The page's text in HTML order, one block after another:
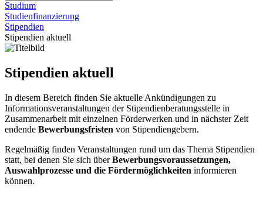
Studium
Studienfinanzierung
Stipendien
Stipendien aktuell
Stipendien aktuell
In diesem Bereich finden Sie aktuelle Ankündigungen zu
Informationsveranstaltungen der Stipendienberatungsstelle in
Zusammenarbeit mit einzelnen Förderwerken und in nächster Zeit
endende Bewerbungsfristen von Stipendiengebern.
Regelmäßig finden Veranstaltungen rund um das Thema Stipendien
statt, bei denen Sie sich überBewerbungsvoraussetzungen,
Auswahlprozesse und die Fördermöglichkeiten informieren
können.